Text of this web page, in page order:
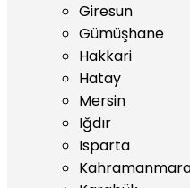
Giresun
Gümüşhane
Hakkari
Hatay
Mersin
Iğdır
Isparta